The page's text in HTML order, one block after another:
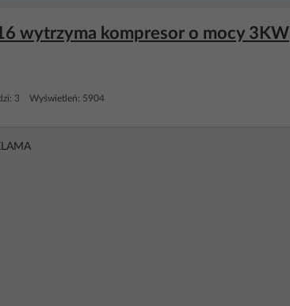
wytrzyma kompresor o mocy 3KW
3 Wyświetleń: 5904